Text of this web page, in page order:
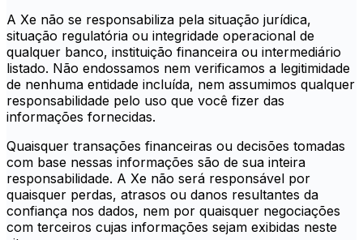
A Xe não se responsabiliza pela situação jurídica,
situação regulatória ou integridade operacional de
qualquer banco, instituição financeira ou intermediário
listado. Não endossamos nem verificamos a legitimidade
de nenhuma entidade incluída, nem assumimos qualquer
responsabilidade pelo uso que você fizer das
informações fornecidas.
Quaisquer transações financeiras ou decisões tomadas
com base nessas informações são de sua inteira
responsabilidade. A Xe não será responsável por
quaisquer perdas, atrasos ou danos resultantes da
confiança nos dados, nem por quaisquer negociações
com terceiros cujas informações sejam exibidas neste